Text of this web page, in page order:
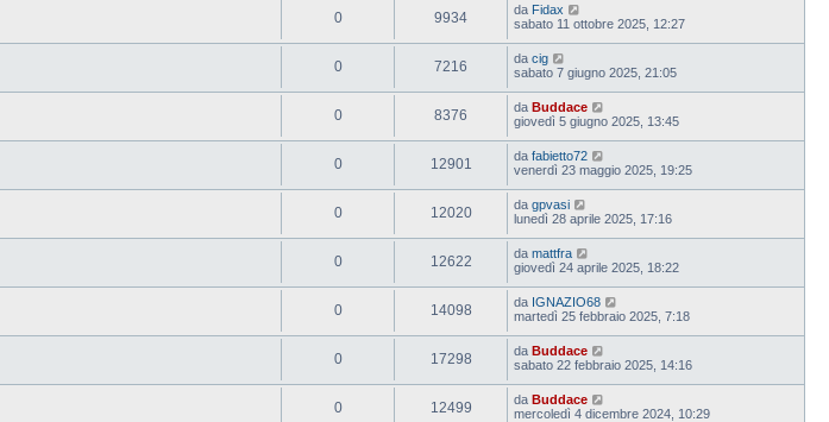
0 9934 da Fidax
sabato 11 ottobre 2025, 12:27
0 7216 da cig
sabato 7 giugno 2025, 21:05
0 8376 da Buddace
giovedì 5 giugno 2025, 13:45
0 12901 da fabietto72
venerdì 23 maggio 2025, 19:25
0 12020 da gpvasi
lunedì 28 aprile 2025, 17:16
0 12622 da mattfra
giovedì 24 aprile 2025, 18:22
0 14098 da IGNAZIO68
martedì 25 febbraio 2025, 7:18
0 17298 da Buddace
sabato 22 febbraio 2025, 14:16
0 12499 da Buddace
mercoledì 4 dicembre 2024, 10:29